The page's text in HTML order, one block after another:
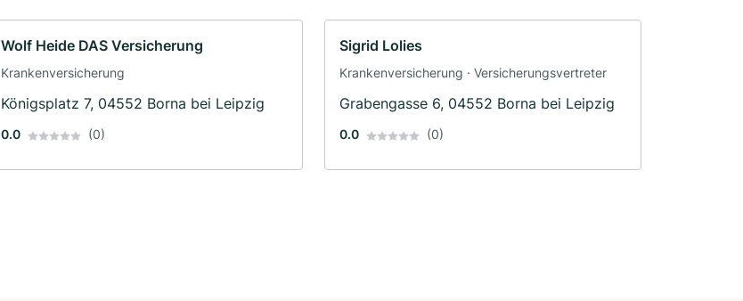
Wolf Heide DAS Versicherung
Krankenversicherung
Königsplatz 7, 04552 Borna bei Leipzig
0.0 (0)
Sigrid Lolies
Krankenversicherung · Versicherungsvertreter
Grabengasse 6, 04552 Borna bei Leipzig
0.0 (0)